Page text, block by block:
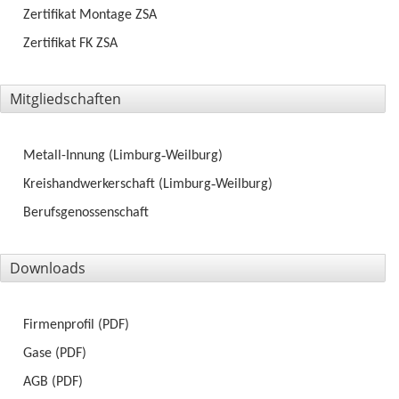
Zertifikat Montage ZSA
Zertifikat FK ZSA
Mitgliedschaften
Metall-Innung (Limburg‑Weilburg)
Kreishandwerkerschaft (Limburg‑Weilburg)
Berufsgenossenschaft
Downloads
Firmenprofil (PDF)
Gase (PDF)
AGB (PDF)